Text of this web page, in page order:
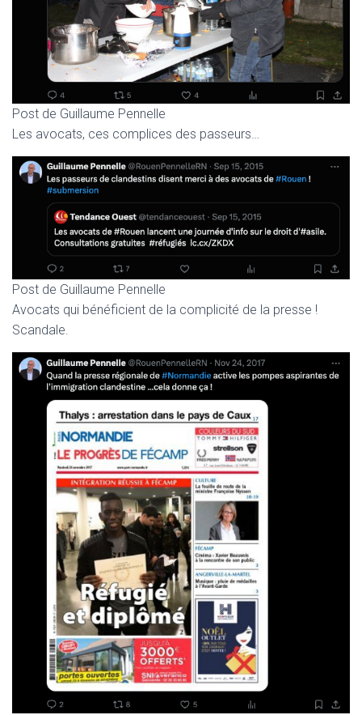
Post de Guillaume Pennelle
Les avocats, ces complices des passeurs…
Post de Guillaume Pennelle
Avocats qui bénéficient de la complicité de la presse !
Scandale.